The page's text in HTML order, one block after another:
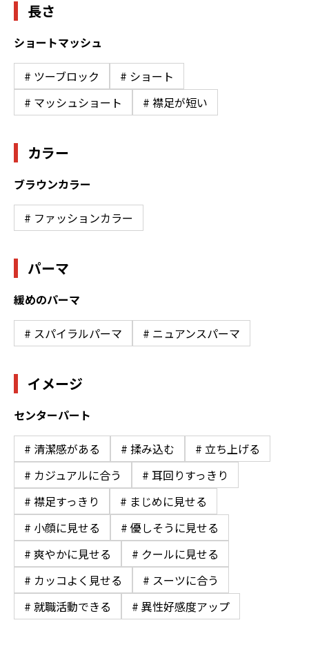
長さ
ショートマッシュ
# ツーブロック
# ショート
# マッシュショート
# 襟足が短い
カラー
ブラウンカラー
# ファッションカラー
パーマ
緩めのパーマ
# スパイラルパーマ # ニュアンスパーマ
イメージ
センターパート
# 清潔感がある # 揉み込む
# 立ち上げる
# カジュアルに合う
# 耳回りすっきり
# 襟足すっきり
# まじめに見せる
# 小顔に見せる
# 優しそうに見せる
# 爽やかに見せる
# クールに見せる
# カッコよく見せる
# スーツに合う
# 就職活動できる
# 異性好感度アップ